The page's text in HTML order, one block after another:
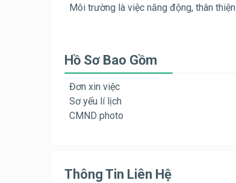
Môi trường là việc năng động, thân thiện
Hồ Sơ Bao Gồm
Đơn xin việc
Sơ yếu lí lịch
CMND photo
Thông Tin Liên Hệ